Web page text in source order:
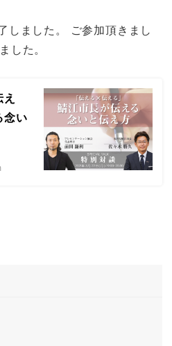
しました。 ご参加頂きまし
した。
念い